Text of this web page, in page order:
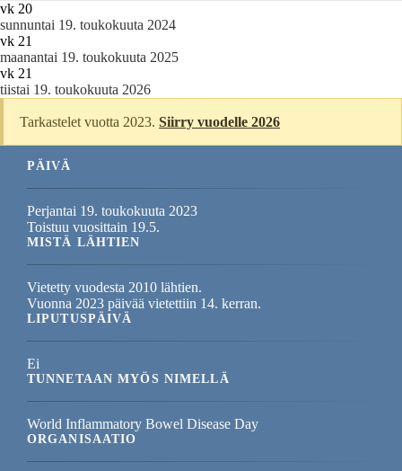
vk 20
sunnuntai 19. toukokuuta 2024
vk 21
maanantai 19. toukokuuta 2025
vk 21
tiistai 19. toukokuuta 2026
Tarkastelet vuotta 2023.Siirry vuodelle 2026
PÄIVÄ
Perjantai 19. toukokuuta 2023
Toistuu vuosittain 19.5.
MISTÄ LÄHTIEN
Vietetty vuodesta 2010 lähtien.
Vuonna 2023 päivää vietettiin 14. kerran.
LIPUTUSPÄIVÄ
Ei
TUNNETAAN MYÖS NIMELLÄ
World Inflammatory Bowel Disease Day
ORGANISAATIO